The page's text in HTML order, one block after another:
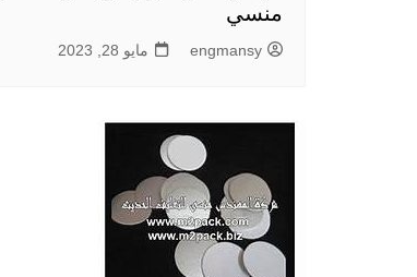
منسي
engmansy مايو 28, 2023